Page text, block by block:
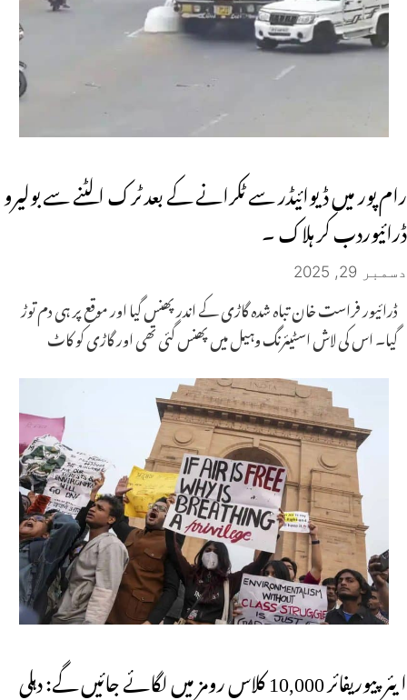
رام پور میں ڈیوائیڈر سے ٹکرانے کے بعد ٹرک الٹنے سے بولیرو
ڈرائیوردب کر ہلاک ۔
دسمبر 29, 2025
ڈرائیور فراست خان تباہ شدہ گاڑی کے اندر پھنس گیا اور موقع پر ہی دم توڑ
گیا۔ اس کی لاش اسٹیئرنگ وہیل میں پھنس گئی تھی اور گاڑی کو کاٹ
ایئر پیوریفائر 10,000 کلاس رومز میں لگائے جائیں گے: دہلی